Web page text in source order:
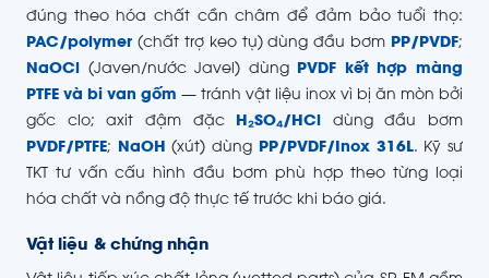
đúng theo hóa chất cần châm để đảm bảo tuổi thọ:
PAC/polymer (chất trợ keo tụ) dùng đầu bơm PP/PVDF;
NaOCl (Javen/nước Javel) dùng PVDF kết hợp màng
PTFE và bi van gốm — tránh vật liệu inox vì bị ăn mòn bởi
gốc clo; axit đậm đặc H₂SO₄/HCl dùng đầu bơm
PVDF/PTFE; NaOH (xút) dùng PP/PVDF/Inox 316L. Kỹ sư
TKT tư vấn cấu hình đầu bơm phù hợp theo từng loại
hóa chất và nồng độ thực tế trước khi báo giá.
Vật liệu & chứng nhận